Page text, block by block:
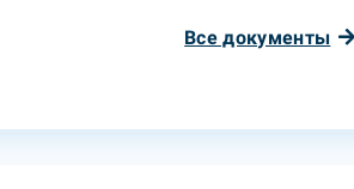
Все документы